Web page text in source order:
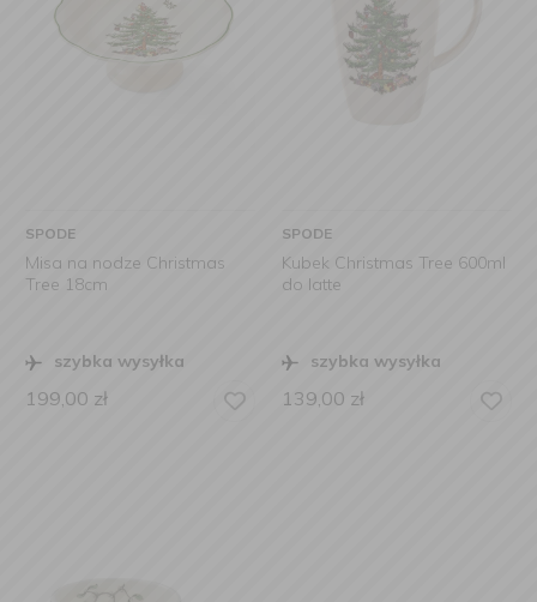
SPODE
Misa na nodze Christmas
Tree 18cm
szybka wysyłka
199,00 zł
SPODE
Kubek Christmas Tree 600ml
do latte
szybka wysyłka
139,00 zł